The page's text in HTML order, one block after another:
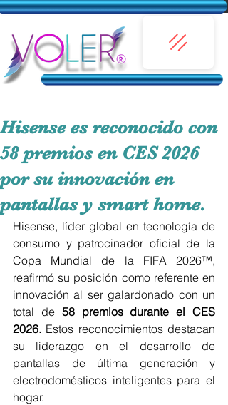
Hisense es reconocido con
58 premios en CES 2026
por su innovación en
pantallas y smart home.
Hisense, líder global en tecnología de
consumo y patrocinador oficial de la
Copa Mundial de la FIFA 2026™,
reafirmó su posición como referente en
innovación al ser galardonado con un
total de 58 premios durante el CES
2026. Estos reconocimientos destacan
su liderazgo en el desarrollo de
pantallas de última generación y
electrodomésticos inteligentes para el
hogar.